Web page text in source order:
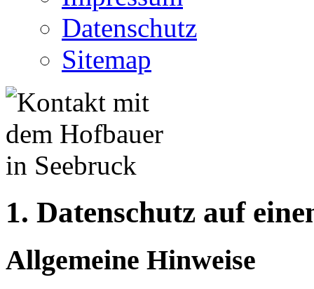
Datenschutz
Sitemap
1. Datenschutz auf
Allgemeine Hinweise